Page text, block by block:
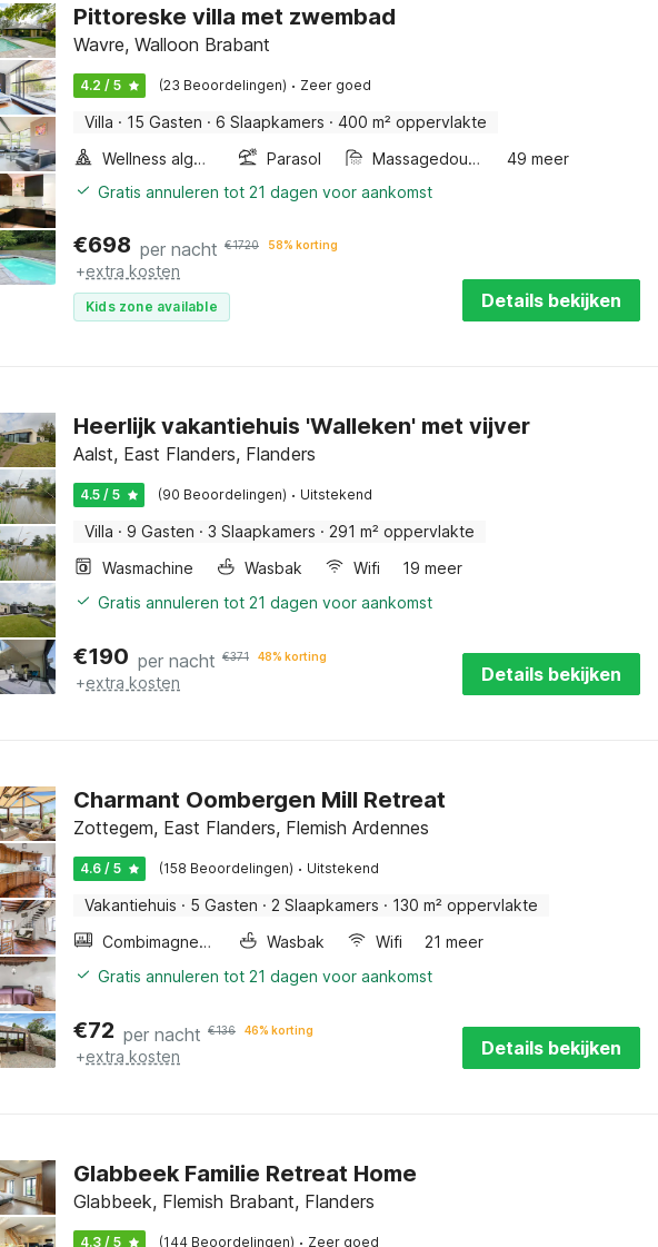
Pittoreske villa met zwembad
Wavre, Walloon Brabant
4.2 / 5 (23 Beoordelingen) · Zeer goed
Villa · 15 Gasten · 6 Slaapkamers · 400 m² oppervlakte
Wellness algemeen
Parasol Massagedouche
49 meer
Gratis annuleren tot 21 dagen voor aankomst
€698 per nacht €1720 58% korting
+extra kosten
Kids zone available Details bekijken
Heerlijk vakantiehuis 'Walleken' met vijver
Aalst, East Flanders, Flanders
4.5 / 5 (90 Beoordelingen) · Uitstekend
Villa · 9 Gasten · 3 Slaapkamers · 291 m² oppervlakte
Wasmachine
Wasbak Wifi
19 meer
Gratis annuleren tot 21 dagen voor aankomst
€190 per nacht €371 48% korting
+extra kosten Details bekijken
Charmant Oombergen Mill Retreat
Zottegem, East Flanders, Flemish Ardennes
4.6 / 5 (158 Beoordelingen) · Uitstekend
Vakantiehuis · 5 Gasten · 2 Slaapkamers · 130 m² oppervlakte
Combimagnetron
Wasbak Wifi
21 meer
Gratis annuleren tot 21 dagen voor aankomst
€72 per nacht €136 46% korting
+extra kosten Details bekijken
Glabbeek Familie Retreat Home
Glabbeek, Flemish Brabant, Flanders
4.3 / 5 (144 Beoordelingen) · Zeer goed